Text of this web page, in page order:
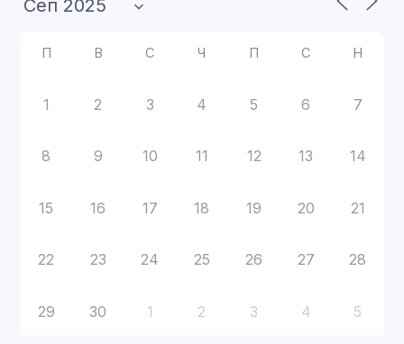
П В С Ч П С Н
1 2 3 4 5 6 7
8 9 10 11 12 13 14
15 16 17 18 19 20 21
22 23 24 25 26 27 28
29 30 1 2 3 4 5